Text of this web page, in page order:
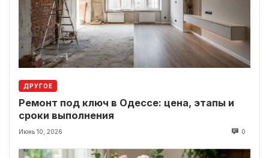
ДРУГОЕ
Ремонт под ключ в Одессе: цена, этапы и
сроки выполнения
Июнь 10, 2026 0